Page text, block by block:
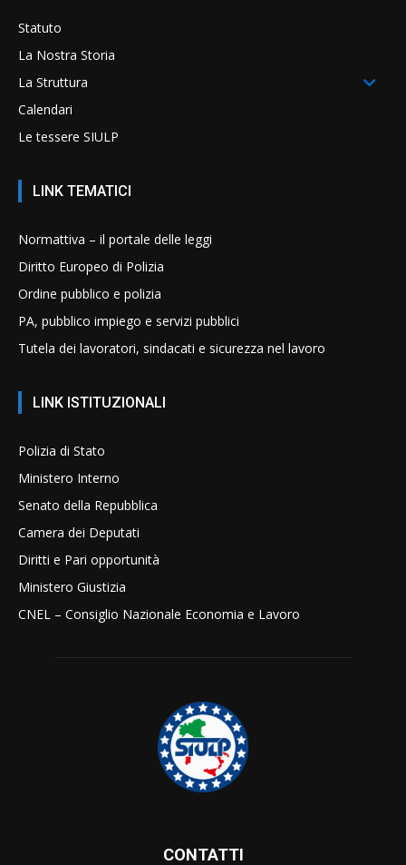
Statuto
La Nostra Storia
La Struttura
Calendari
Le tessere SIULP
LINK TEMATICI
Normattiva – il portale delle leggi
Diritto Europeo di Polizia
Ordine pubblico e polizia
PA, pubblico impiego e servizi pubblici
Tutela dei lavoratori, sindacati e sicurezza nel lavoro
LINK ISTITUZIONALI
Polizia di Stato
Ministero Interno
Senato della Repubblica
Camera dei Deputati
Diritti e Pari opportunità
Ministero Giustizia
CNEL – Consiglio Nazionale Economia e Lavoro
CONTATTI